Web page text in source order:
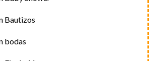
Bautizos
bodas